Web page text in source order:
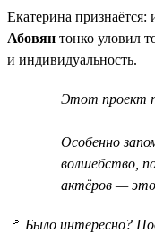
Екатерина
Абовян тонко уловил
и индивидуальность.
Этот проект
Особенно
волшебство,
актёров — это
🚩 Было интересно?